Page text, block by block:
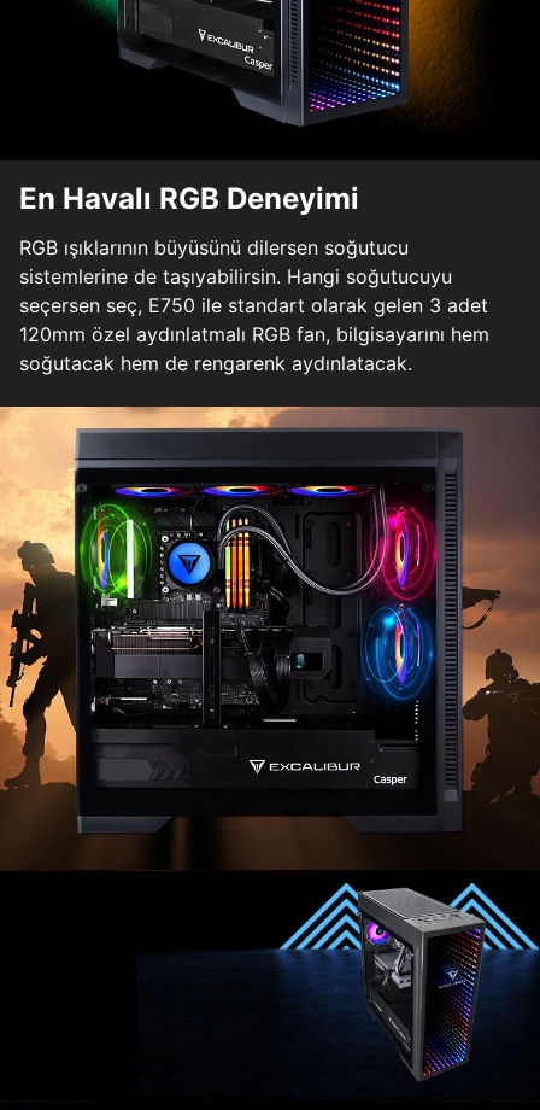
En Havalı RGB Deneyimi
RGB ışıklarının büyüsünü dilersen soğutucu
sistemlerine de taşıyabilirsin. Hangi soğutucuyu
seçersen seç, E750 ile standart olarak gelen 3 adet
120mm özel aydınlatmalı RGB fan, bilgisayarını hem
soğutacak hem de rengarenk aydınlatacak.